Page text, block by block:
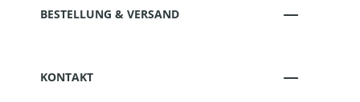
BESTELLUNG & VERSAND
KONTAKT